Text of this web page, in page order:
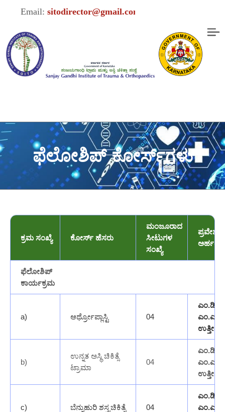
Email:sitodirector@gmail.com
ಫೆಲೋಶಿಪ್ ಕೋರ್ಸ್‌ಗಳು
ಕ್ರಮ ಸಂಖ್ಯೆ ಕೋರ್ಸ್ ಹೆಸರು
ಮಂಜೂರಾದ
ಸೀಟುಗಳ
ಸಂಖ್ಯೆ
ಪ್ರವೇಶ
ಅರ್ಹತೆ
ಫೆಲೋಶಿಪ್
ಕಾರ್ಯಕ್ರಮ
a) ಆರ್ಥ್ರೋಪ್ಲಾಸ್ಟಿ 04
ಎಂ.ಡಿ /
ಎಂ.ಎಸ್
ಉತ್ತೀರ್ಣ
b)
ಉನ್ನತ ಅಸ್ಥಿ ಚಿಕಿತ್ಸೆ
ಟ್ರಾಮಾ
04
ಎಂ.ಡಿ /
ಎಂ.ಎಸ್
ಉತ್ತೀರ್ಣ
c) ಬೆನ್ನುಹುರಿ ಶಸ್ತ್ರಚಿಕಿತ್ಸೆ 04
ಎಂ.ಡಿ /
ಎಂ.ಎಸ್